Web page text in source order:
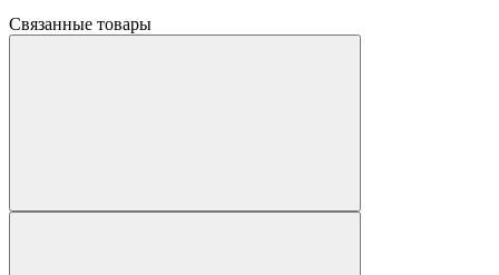
Связанные товары